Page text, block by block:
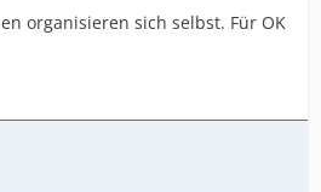
organisieren sich selbst. Für OK